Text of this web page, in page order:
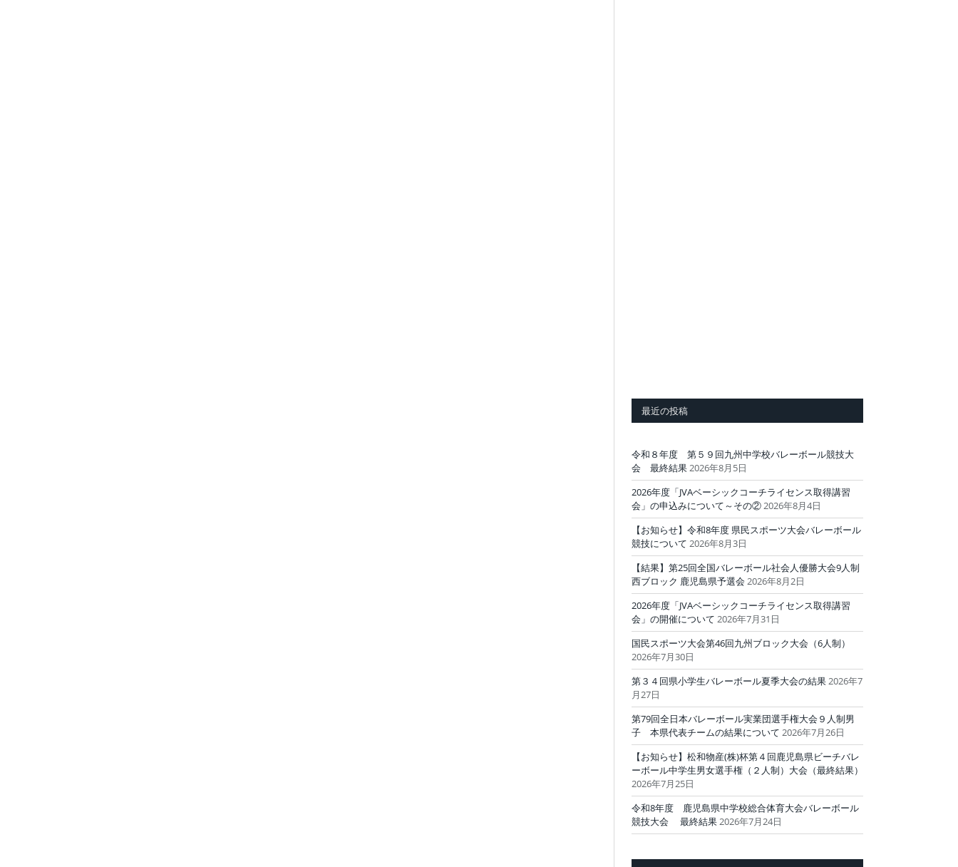
最近の投稿
令和８年度 第５９回九州中学校バレーボール競技大
会 最終結果2026年8月5日
2026年度「JVAベーシックコーチライセンス取得講習
会」の申込みについて～その②2026年8月4日
【お知らせ】令和8年度 県民スポーツ大会バレーボール
競技について 2026年8月3日
【結果】第25回全国バレーボール社会人優勝大会9人制
西ブロック 鹿児島県予選会 2026年8月2日
2026年度「JVAベーシックコーチライセンス取得講習
会」の開催について 2026年7月31日
国民スポーツ大会第46回九州ブロック大会（6人制）
2026年7月30日
第３４回県小学生バレーボール夏季大会の結果2026年7
月27日
第79回全日本バレーボール実業団選手権大会９人制男
子 本県代表チームの結果について 2026年7月26日
【お知らせ】松和物産(株)杯第４回鹿児島県ビーチバレ
ーボール中学生男女選手権（２人制）大会（最終結果）
2026年7月25日
令和8年度 鹿児島県中学校総合体育大会バレーボール
競技大会 最終結果2026年7月24日